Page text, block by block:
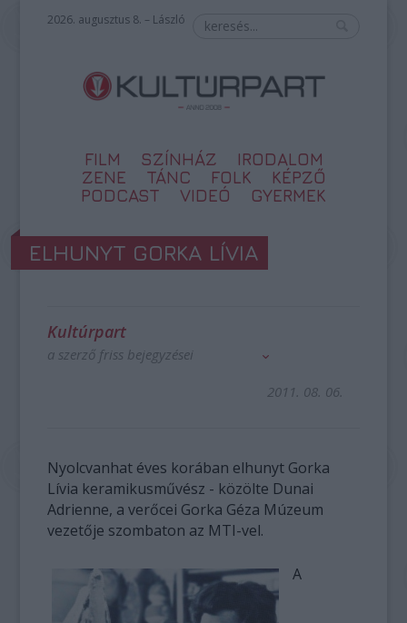
2026. augusztus 8. – László
FILM SZÍNHÁZ
IRODALOM
ZENE
TÁNC FOLK
KÉPZŐ
PODCAST
VIDEÓ GYERMEK
ELHUNYT GORKA LÍVIA
Kultúrpart
a szerző friss bejegyzései
2011. 08. 06.
Nyolcvanhat éves korában elhunyt Gorka
Lívia keramikusművész - közölte Dunai
Adrienne, a verőcei Gorka Géza Múzeum
vezetője szombaton az MTI-vel.
A